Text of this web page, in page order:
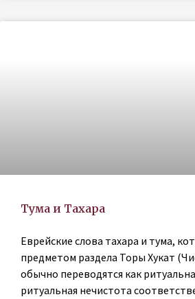
Тума и Тахара
Еврейские слова тахара и тума,
предметом раздела Торы Хукат
обычно переводятся как
ритуальная нечистота